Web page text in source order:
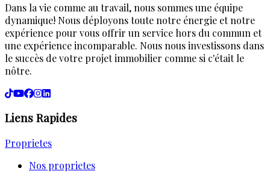
Dans la vie comme au travail, nous sommes une équipe
dynamique! Nous déployons toute notre énergie et notre
expérience pour vous offrir un service hors du commun et
une expérience incomparable. Nous nous investissons dans
le succès de votre projet immobilier comme si c'était le
nôtre.
Liens Rapides
Proprietes
Nos proprietes